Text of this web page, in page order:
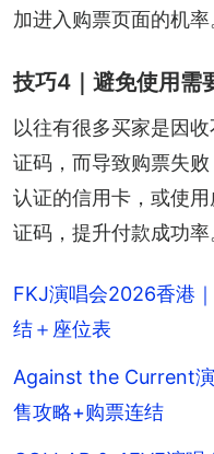
加进入购票页面的机率
技巧4｜避免使用需
以往有很多买家是因
证码，而导致购票失
认证的信用卡，或使
证码，提升付款成功率
FKJ演唱会2026香港
结＋座位表
Against the Current
售攻略+购票连结